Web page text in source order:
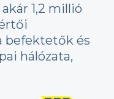
1,2 millió
befektetők és
hálózata,